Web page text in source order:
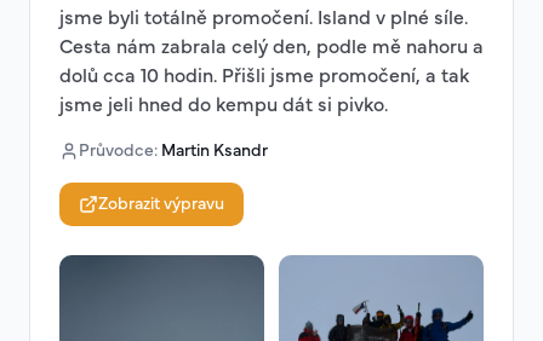
jsme byli totálně promočení. Island v plné síle.
Cesta nám zabrala celý den, podle mě nahoru a
dolů cca 10 hodin. Přišli jsme promočení, a tak
jsme jeli hned do kempu dát si pivko.
Průvodce: Martin Ksandr
Zobrazit výpravu